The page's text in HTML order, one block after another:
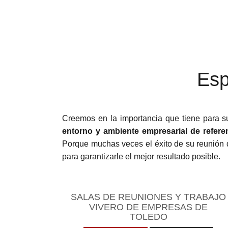
Creemos en la importancia que tiene para
entorno y ambiente empresarial de
Porque muchas veces el éxito de su
para garantizarle el mejor resultado posible.
SALAS DE REUNIONES Y TRABAJO
VIVERO DE EMPRESAS DE
TOLEDO